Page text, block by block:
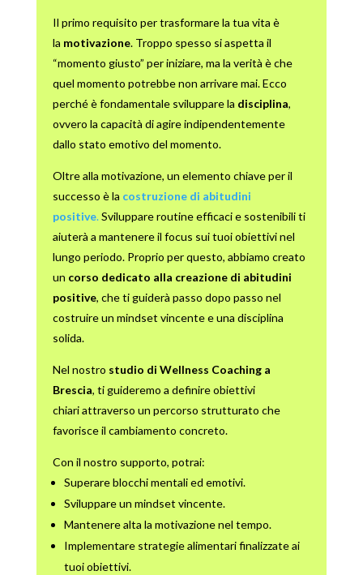
Il primo requisito per trasformare la tua vita è
la motivazione. Troppo spesso si aspetta il
“momento giusto” per iniziare, ma la verità è che
quel momento potrebbe non arrivare mai. Ecco
perché è fondamentale sviluppare la disciplina,
ovvero la capacità di agire indipendentemente
dallo stato emotivo del momento.
Oltre alla motivazione, un elemento chiave per il
successo è la costruzione di abitudini
positive.Sviluppare routine efficaci e sostenibili ti
aiuterà a mantenere il focus sui tuoi obiettivi nel
lungo periodo. Proprio per questo, abbiamo creato
un corso dedicato alla creazione di abitudini
positive, che ti guiderà passo dopo passo nel
costruire un mindset vincente e una disciplina
solida.
Nel nostro studio di Wellness Coaching a
Brescia, ti guideremo a definire obiettivi
chiariattraverso un percorso strutturato che
favorisce il cambiamento concreto.
Con il nostro supporto, potrai:
Superare blocchi mentali ed emotivi.
Sviluppare un mindset vincente.
Mantenere alta la motivazione nel tempo.
Implementare strategie alimentari finalizzate ai
tuoi obiettivi.